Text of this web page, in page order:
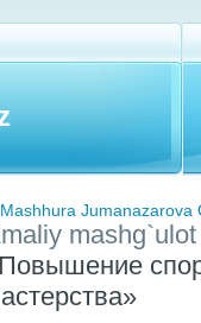
Mashhura Jumanazarova
mashg`ulot